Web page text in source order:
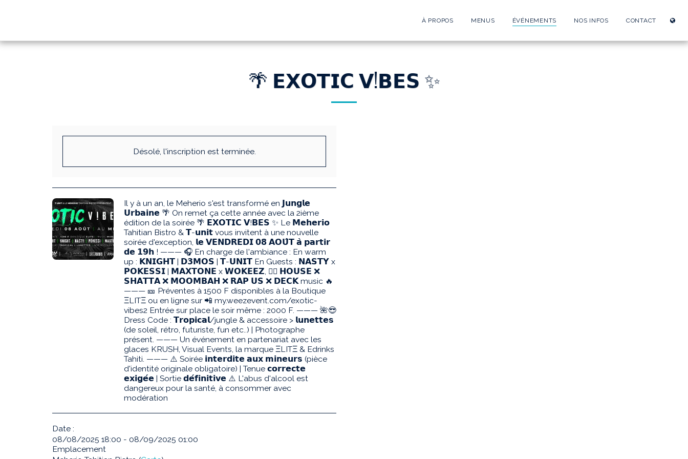
À PROPOS MENUS ÉVÉNEMENTS NOS INFOS CONTACT
🌴 𝗘𝗫𝗢𝗧𝗜𝗖 𝗩!𝗕𝗘𝗦 ✨
Désolé, l'inscription est terminée.
Il y à un an, le Meherio s'est transformé en 𝗝𝘂𝗻𝗴𝗹𝗲
𝗨𝗿𝗯𝗮𝗶𝗻𝗲 🌴 On remet ça cette année avec la 2ième
édition de la soirée 🌴 𝗘𝗫𝗢𝗧𝗜𝗖 𝗩!𝗕𝗘𝗦 ✨ Le 𝗠𝗲𝗵𝗲𝗿𝗶𝗼
Tahitian Bistro & 𝗧-𝘂𝗻𝗶𝘁 vous invitent à une nouvelle
soirée d'exception, 𝗹𝗲 𝗩𝗘𝗡𝗗𝗥𝗘𝗗𝗜 𝟬𝟴 𝗔𝗢𝗨̂𝗧 𝗮̀ 𝗽𝗮𝗿𝘁𝗶𝗿
𝗱𝗲 𝟭𝟵𝗵 ! ——— 🎧 En charge de l'ambiance : En warm
up : 𝗞𝗡𝗜𝗚𝗛𝗧 | 𝗗𝟯𝗠𝗢𝗦 | 𝗧-𝗨𝗡𝗜𝗧 En Guests : 𝗡𝗔𝗦𝗧𝗬 x
𝗣𝗢𝗞𝗘𝗦𝗦𝗜 | 𝗠𝗔𝗫𝗧𝗢𝗡𝗘 x 𝗪𝗢𝗞𝗘𝗘𝗭, 👉🏽 𝗛𝗢𝗨𝗦𝗘 ❌
𝗦𝗛𝗔𝗧𝗧𝗔 ❌ 𝗠𝗢𝗢𝗠𝗕𝗔𝗛 ❌ 𝗥𝗔𝗣 𝗨𝗦 ❌ 𝗗𝗘𝗖𝗞 music 🔥
——— 🎫 Préventes à 1500 F disponibles à la Boutique
ΞLITΞ ou en ligne sur 📲 my.weezevent.com/exotic-
vibes2 Entrée sur place le soir même : 2000 F. ——— 🌺😎
Dress Code : 𝗧𝗿𝗼𝗽𝗶𝗰𝗮𝗹/jungle & accessoire > 𝗹𝘂𝗻𝗲𝘁𝘁𝗲𝘀
(de soleil, rétro, futuriste, fun etc..) | Photographe
présent. ——— Un événement en partenariat avec les
glaces KRUSH, Visual Events, la marque ΞLITΞ & Edrinks
Tahiti. ——— ⚠️ Soirée 𝗶𝗻𝘁𝗲𝗿𝗱𝗶𝘁𝗲 𝗮𝘂𝘅 𝗺𝗶𝗻𝗲𝘂𝗿𝘀 (pièce
d'identité originale obligatoire) | Tenue 𝗰𝗼𝗿𝗿𝗲𝗰𝘁𝗲
𝗲𝘅𝗶𝗴𝗲́𝗲 | Sortie 𝗱𝗲́𝗳𝗶𝗻𝗶𝘁𝗶𝘃𝗲 ⚠️ L'abus d'alcool est
dangereux pour la santé, à consommer avec
modération
Date :
08/08/2025 18:00 - 08/09/2025 01:00
Emplacement